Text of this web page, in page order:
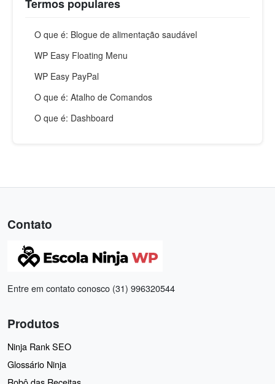
Termos populares
O que é: Blogue de alimentação saudável
WP Easy Floating Menu
WP Easy PayPal
O que é: Atalho de Comandos
O que é: Dashboard
Contato
Entre em contato conosco (31) 996320544
Produtos
Ninja Rank SEO
Glossário Ninja